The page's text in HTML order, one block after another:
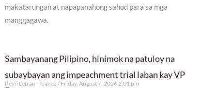
makatarungan at napapanahong sahod para sa mga
manggagawa.
Sambayanang Pilipino, hinimok na patuloy na
subaybayan ang impeachment trial laban kay VP
Reyn Letran - Ibañez Friday, August 7, 2026 2:01 pm